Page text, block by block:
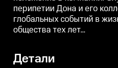
перипетии Дона и его
глобальных событий в
общества тех лет…
Детали